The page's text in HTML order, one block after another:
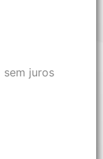
sem juros